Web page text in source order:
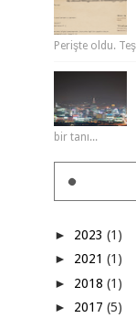
Perişte oldu.
bir tanı...
► 2023 (1)
► 2021 (1)
► 2018 (1)
► 2017 (5)